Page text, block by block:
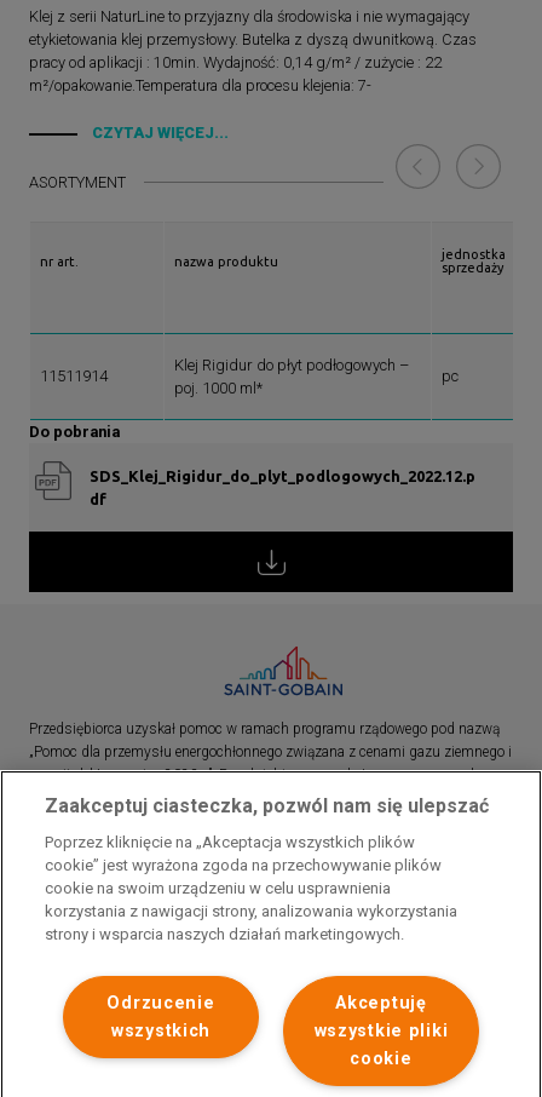
Klej z serii NaturLine to przyjazny dla środowiska i nie wymagający
etykietowania klej przemysłowy. Butelka z dyszą dwunitkową. Czas
pracy od aplikacji : 10min. Wydajność: 0,14 g/m² / zużycie : 22
m²/opakowanie.Temperatura dla procesu klejenia: 7-
Rigidur w obszarze zamków oraz do klejenia dodatkowej warstwy masy
Rigidur H do już zamontowanych elementów jastrychowych
Rigidur.Przygotowanie• Powierzchnia elementów jastrychowych Rigidur
maksymalną szerokość spoin elementów jastrychowych 2 mm. Po
stwardnieniu kleju wszelkie istniejące spoiny można wypełnić masą
CZYTAJ WIĘCEJ...
ASORTYMENT
nr art. nazwa produktu
jednostka
sprzedaży
11511914
Klej Rigidur do płyt podłogowych –
poj. 1000 ml*
pc
Do pobrania
SDS_Klej_Rigidur_do_plyt_podlogowych_2022.12.p
df
Przedsiębiorca uzyskał pomoc w ramach programu rządowego pod nazwą
„Pomoc dla przemysłu energochłonnego związana z cenami gazu ziemnego i
energii elektrycznej w 2023 r.”. Przedsiębiorca uzyskał pomoc w ramach
programu rządowego pod nazwą: „Pomoc dla sektorów energochłonnych
związana z nagłymi wzrostami cen gazu ziemnego i energii elektrycznej w
2022 r.”
Zaakceptuj ciasteczka, pozwól nam się ulepszać
Poprzez kliknięcie na „Akceptacja wszystkich plików
cookie” jest wyrażona zgoda na przechowywanie plików
cookie na swoim urządzeniu w celu usprawnienia
korzystania z nawigacji strony, analizowania wykorzystania
strony i wsparcia naszych działań marketingowych.
Akceptuję
wszystkie pliki
cookie
Odrzucenie
wszystkich